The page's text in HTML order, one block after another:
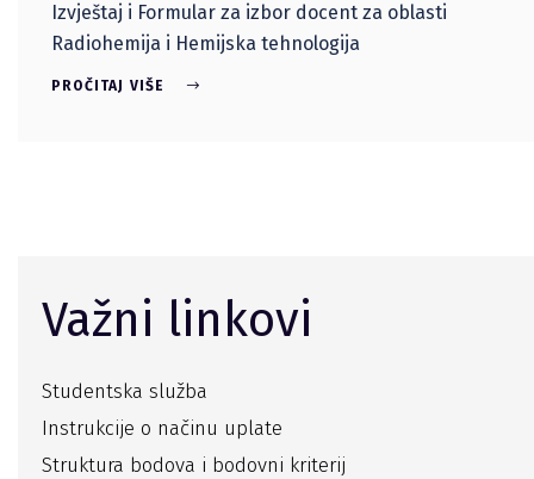
Izvještaj i Formular za izbor docent za oblasti
Radiohemija i Hemijska tehnologija
PROČITAJ VIŠE
Važni linkovi
Studentska služba
Instrukcije o načinu uplate
Struktura bodova i bodovni kriterij